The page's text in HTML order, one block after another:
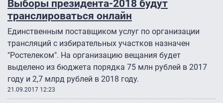
Выборы президента-2018 будут
транслироваться онлайн
Единственным поставщиком услуг по организации
трансляций с избирательных участков назначен
"Ростелеком". На организацию вещания будет
выделено из бюджета порядка 75 млн рублей в 2017
году и 2,7 млрд рублей в 2018 году.
21.09.2017 12:23